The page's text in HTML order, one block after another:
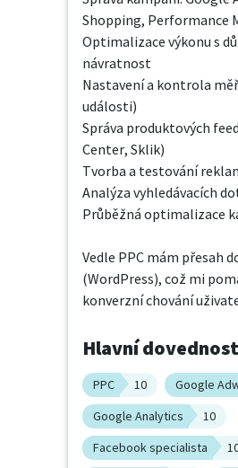
Shopping, Performance
Optimalizace výkonu s
návratnost
Nastavení a kontrola
události)
Správa produktových
Center, Sklik)
Tvorba a testování
Analýza vyhledávacích
Průběžná optimalizace
Vedle PPC mám přesah
(WordPress), což mi
konverzní chování
Hlavní
PPC 10 Google
Google Analytics
10
Facebook specialista